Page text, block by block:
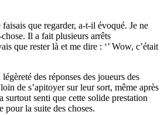
que regarder, a-t-il évoqué. Je ne
Il a fait plusieurs arrêts
que rester là et me dire : ‘’ Wow, c’était
des réponses des joueurs des
de s’apitoyer sur leur sort, même après
surtout senti que cette solide prestation
pour la suite des choses.